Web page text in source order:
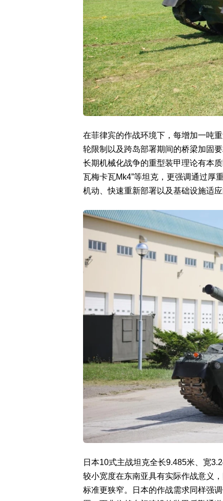
在菲律宾的作战环境下，每增加一吨
轮限制以及跨岛部署期间的桥梁加固
长期机械化战争的重型装甲理论有本质
瓦梅卡瓦Mk4”等坦克，更强调通过厚
机动、快速重新部署以及基础设施适应
日本10式主战坦克全长9.485米、宽
较小宽度在东南亚具有实际作战意义
标准更狭窄。日本的作战需求同样强